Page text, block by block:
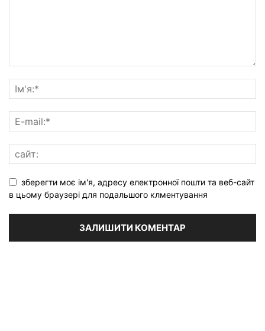
зберегти моє ім'я, адресу електронної пошти та веб-сайт
в цьому браузері для подальшого клментування